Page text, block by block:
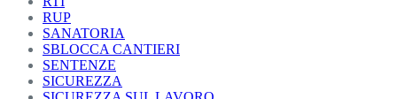
RUP
SANATORIA
SBLOCCA CANTIERI
SENTENZE
SICUREZZA